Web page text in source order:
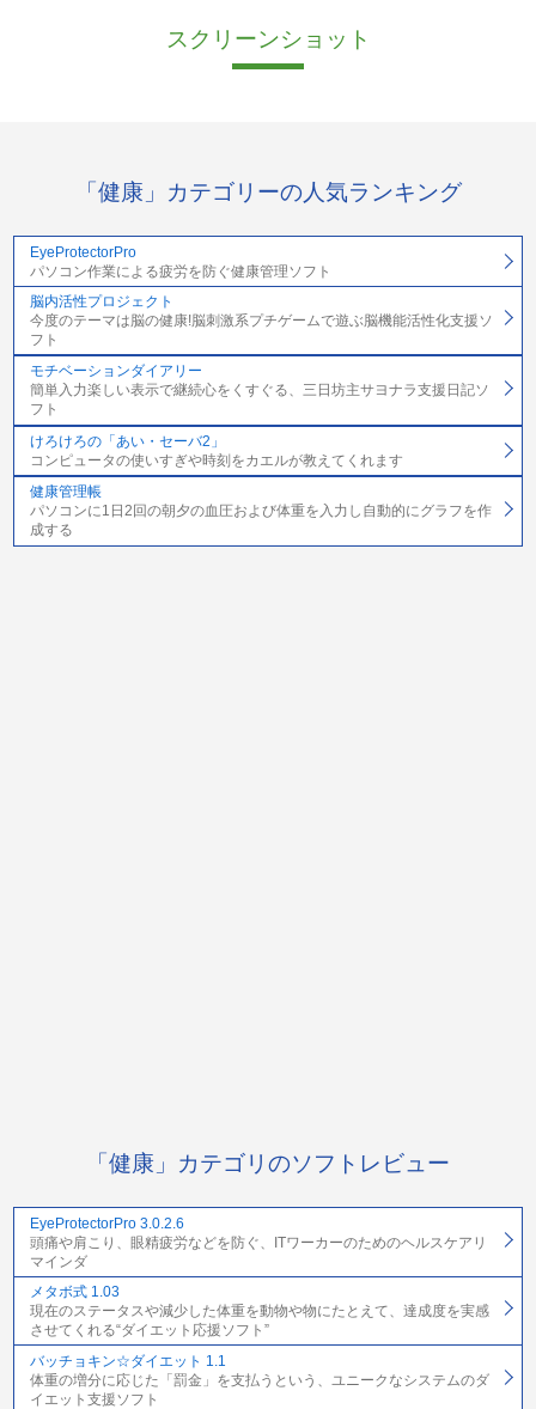
スクリーンショット
「健康」カテゴリーの人気ランキング
EyeProtectorPro
パソコン作業による疲労を防ぐ健康管理ソフト
脳内活性プロジェクト
今度のテーマは脳の健康!脳刺激系プチゲームで遊ぶ脳機能活性化支援ソ
フト
モチベーションダイアリー
簡単入力楽しい表示で継続心をくすぐる、三日坊主サヨナラ支援日記ソ
フト
けろけろの「あい・セーバ2」
コンピュータの使いすぎや時刻をカエルが教えてくれます
健康管理帳
パソコンに1日2回の朝夕の血圧および体重を入力し自動的にグラフを作
成する
「健康」カテゴリのソフトレビュー
EyeProtectorPro 3.0.2.6
頭痛や肩こり、眼精疲労などを防ぐ、ITワーカーのためのヘルスケアリ
マインダ
メタボ式 1.03
現在のステータスや減少した体重を動物や物にたとえて、達成度を実感
させてくれる“ダイエット応援ソフト”
バッチョキン☆ダイエット 1.1
体重の増分に応じた「罰金」を支払うという、ユニークなシステムのダ
イエット支援ソフト